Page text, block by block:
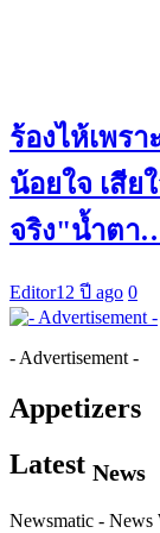
ร้องไห้เพรา
น้อยใจ เสีย
จริง"น้ำตา
Editor12 ปี ago 0
- Advertisement -
Appetizers
Latest News
Newsmatic - News